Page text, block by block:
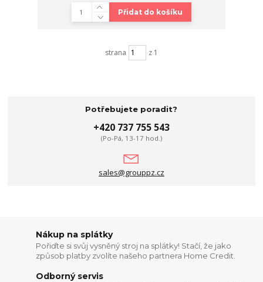
Přidat do košíku
strana z 1
Potřebujete poradit?
+420 737 755 543
(Po-Pá, 13-17 hod.)
sales@grouppz.cz
Nákup na splátky
Pořiďte si svůj vysněný stroj na splátky! Stačí, že jako
způsob platby zvolíte našeho partnera Home Credit.
Odborný servis